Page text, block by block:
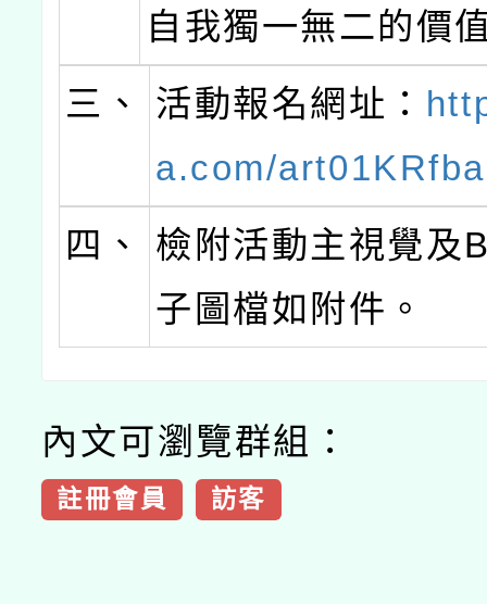
自我獨一無二的價
三、
活動報名網址：
a.com/art01KRfba
四、
檢附活動主視覺及
子圖檔如附件。
內文可瀏覽群組：
註冊會員 訪客